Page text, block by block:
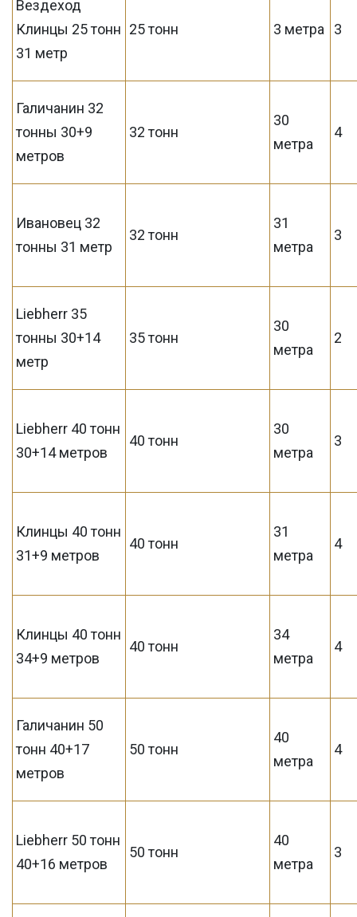
Вездеход
Клинцы 25 тонн
31 метр
25 тонн 3 метра 3
Галичанин 32
тонны 30+9
метров
32 тонн
30
метра
4
Ивановец 32
тонны 31 метр
32 тонн
31
метра
3
Liebherr 35
тонны 30+14
метр
35 тонн
30
метра
2
Liebherr 40 тонн
30+14 метров
40 тонн
30
метра
3
Клинцы 40 тонн
31+9 метров
40 тонн
31
метра
4
Клинцы 40 тонн
34+9 метров
40 тонн
34
метра
4
Галичанин 50
тонн 40+17
метров
50 тонн
40
метра
4
Liebherr 50 тонн
40+16 метров
50 тонн
40
метра
3